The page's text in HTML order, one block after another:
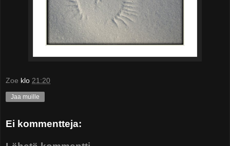
Zoe klo 21:20
Jaa muille
Ei kommentteja: